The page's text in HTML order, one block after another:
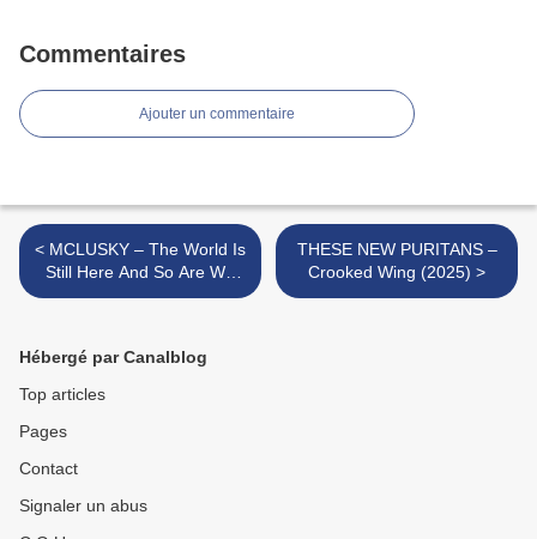
Commentaires
Ajouter un commentaire
< MCLUSKY – The World Is
Still Here And So Are We
(2025)
THESE NEW PURITANS –
Crooked Wing (2025) >
Hébergé par Canalblog
Top articles
Pages
Contact
Signaler un abus